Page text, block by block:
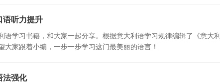
语听力提升
语学习书籍，和大家一起分享。根据意大利语学习规律编辑了《意大
大家跟着小编，一步一步学习这门最美丽的语言！
法强化